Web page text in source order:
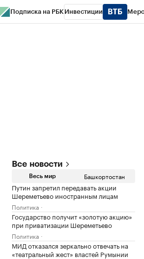
Подписка на РБК Инвестиции
Все новости
Весь мир Башкортостан
Путин запретил передавать акции
Шереметьево иностранным лицам
Политика
Государство получит «золотую акцию»
при приватизации Шереметьево
Политика
МИД отказался зеркально отвечать на
«театральный жест» властей Румынии